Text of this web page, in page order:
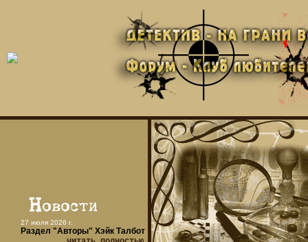
27 июля 2026 г.
Раздел "Авторы" Хэйк Талбот